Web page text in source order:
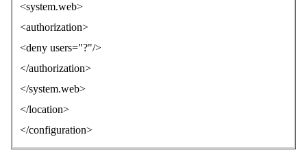
<system.web>
<authorization>
<deny users="?"/>
</authorization>
</system.web>
</location>
</configuration>